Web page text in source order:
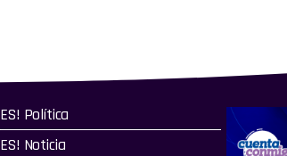
ES! Política
ES! Noticia